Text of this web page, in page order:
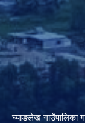
घ्याङलेख गाउँपालिका